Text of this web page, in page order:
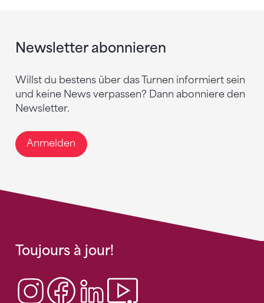
Newsletter abonnieren
Willst du bestens über das Turnen informiert sein
und keine News verpassen? Dann abonniere den
Newsletter.
Anmelden
Toujours à jour!